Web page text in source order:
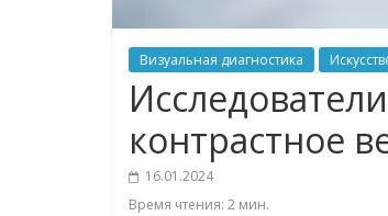
Визуальная диагностика
контрастное
16.01.2024
Время чтения: 2 мин.